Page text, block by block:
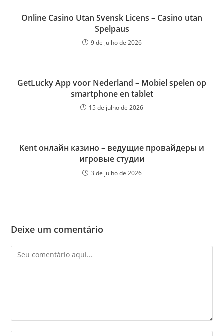
Online Casino Utan Svensk Licens – Casino utan
Spelpaus
9 de julho de 2026
GetLucky App voor Nederland – Mobiel spelen op
smartphone en tablet
15 de julho de 2026
Kent онлайн казино – ведущие провайдеры и
игровые студии
3 de julho de 2026
Deixe um comentário
Comentário